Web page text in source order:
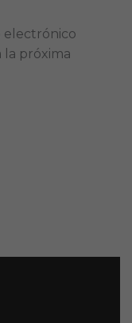
electrónico
la próxima